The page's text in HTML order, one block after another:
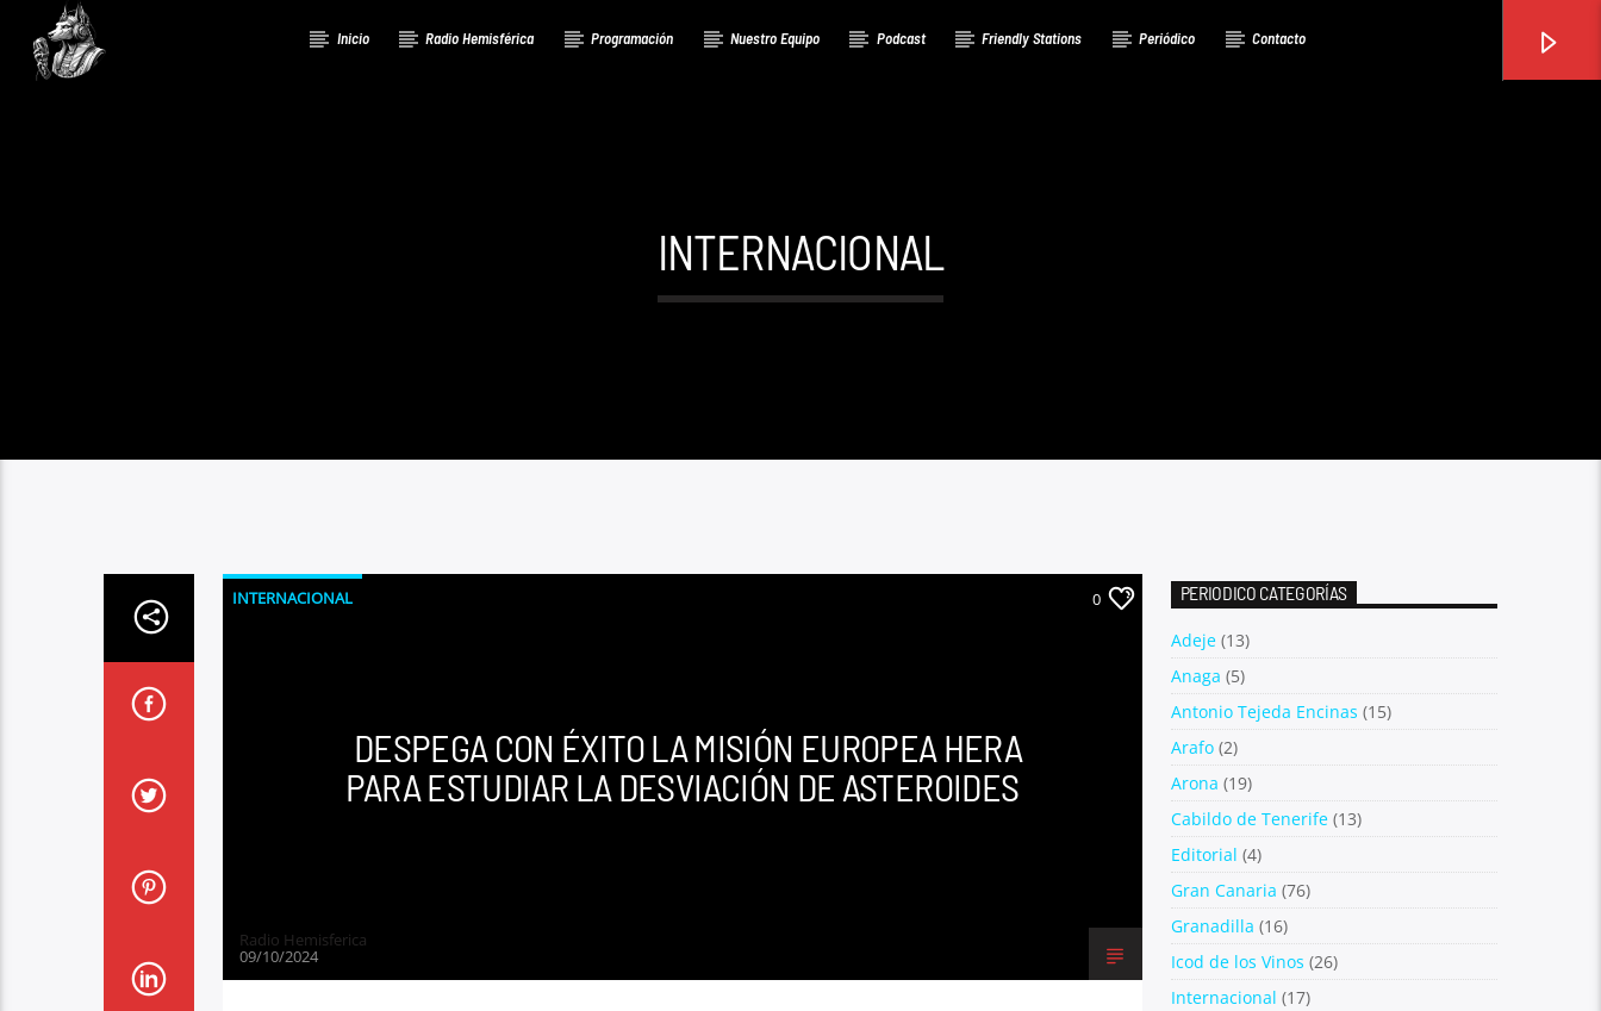
Inicio Radio Hemisférica Programación Nuestro Equipo Podcast Friendly Stations Periódico Contacto
INTERNACIONAL
INTERNACIONAL 0
DESPEGA CON ÉXITO LA MISIÓN EUROPEA HERA
PARA ESTUDIAR LA DESVIACIÓN DE ASTEROIDES
Radio Hemisferica
09/10/2024
PERIODICO CATEGORÍAS
Adeje(13)
Anaga (5)
Antonio Tejeda Encinas (15)
Arafo(2)
Arona (19)
Cabildo de Tenerife(13)
Editorial (4)
Gran Canaria (76)
Granadilla (16)
Icod de los Vinos (26)
Internacional (17)